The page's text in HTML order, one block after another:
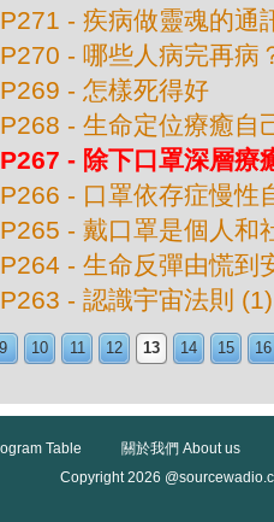
- 疾病做靈魂的通
- 哪些人病完再病
- 怎樣死得好
- 生命定位療癒自
- 除下口罩深層療
- 口罩依存症慢性
- 戴口罩是個人和
- 生命反彈由慌到
- 認識宇宙法則 (1)
9 10 11 12 13 14 15 16
Table
關於我們 About us
Copyright 2026